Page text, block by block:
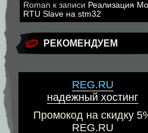
Roman к записи Реализация
RTU Slave на stm32
РЕКОМЕНДУЕМ
REG.RU
надежный хостинг
Промокод на скидку
REG.RU